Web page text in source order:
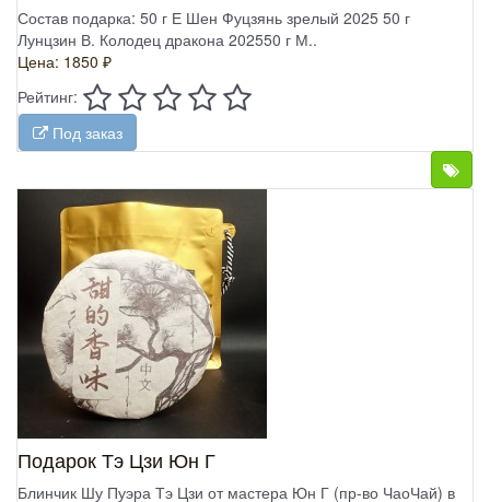
Состав подарка: 50 г Е Шен Фуцзянь зрелый 2025 50 г
Лунцзин В. Колодец дракона 202550 г М..
Цена: 1850 ₽
Рейтинг:
Под заказ
Подарок Тэ Цзи Юн Г
Блинчик Шу Пуэра Тэ Цзи от мастера Юн Г (пр-во ЧаоЧай) в